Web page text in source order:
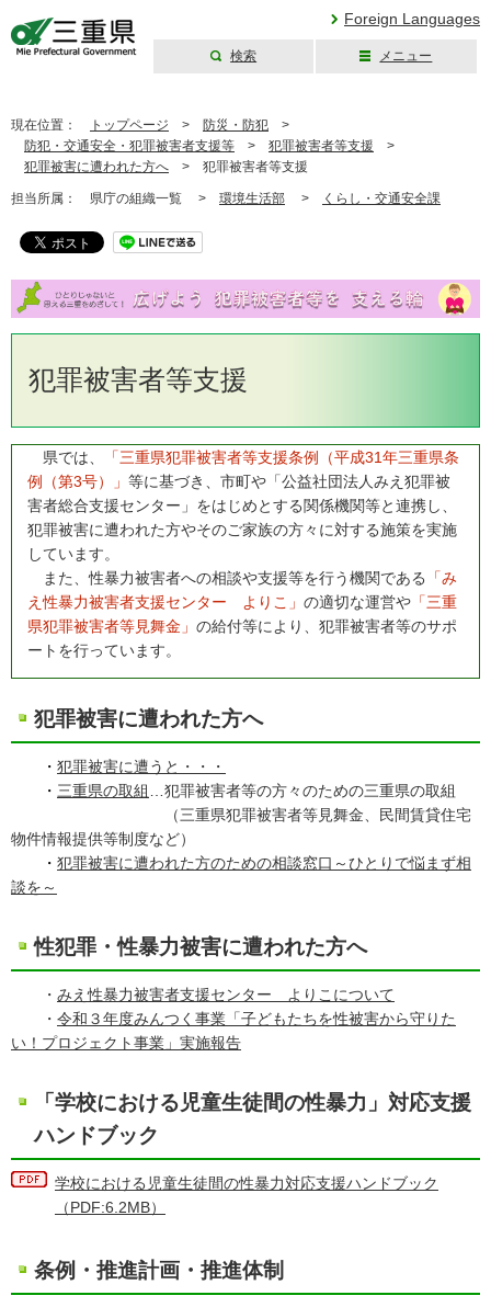
Foreign Languages
検索 メニュー
現在位置： トップページ > 防災・防犯 >
防犯・交通安全・犯罪被害者支援等 > 犯罪被害者等支援 >
犯罪被害に遭われた方へ > 犯罪被害者等支援
担当所属： 県庁の組織一覧 > 環境生活部 > くらし・交通安全課
犯罪被害者等支援
県では、
「三重県犯罪被害者等支援条例（平成31年三重県条
例（第3号）」 等に基づき、市町や「公益社団法人みえ犯罪被
害者総合支援センター」をはじめとする関係機関等と連携し、
犯罪被害に遭われた方やそのご家族の方々に対する施策を実施
しています。
また、性暴力被害者への相談や支援等を行う機関である
「み
え性暴力被害者支援センター よりこ」 の適切な運営や 「三重
県犯罪被害者等見舞金」 の給付等により、犯罪被害者等のサポ
ートを行っています。
犯罪被害に遭われた方へ
・ 犯罪被害に遭うと・・・
・ 三重県の取組
…犯罪被害者等の方々のための三重県の取組
（三重県犯罪被害者等見舞金、民間賃貸住宅
物件情報提供等制度など）
・ 犯罪被害に遭われた方のための相談窓口～ひとりで悩まず相
談を～
性犯罪・性暴力被害に遭われた方へ
・ みえ性暴力被害者支援センター よりこについて
・ 令和３年度みんつく事業「子どもたちを性被害から守りた
い！プロジェクト事業」実施報告
「学校における児童生徒間の性暴力」対応支援
ハンドブック
学校における児童生徒間の性暴力対応支援ハンドブック
（PDF:6.2MB）
条例・推進計画・推進体制